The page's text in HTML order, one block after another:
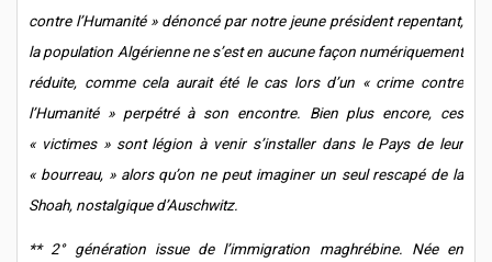
contre l’Humanité » dénoncé par notre jeune président repentant,
la population Algérienne ne s’est en aucune façon numériquement
réduite, comme cela aurait été le cas lors d’un « crime contre
l’Humanité » perpétré à son encontre. Bien plus encore, ces
« victimes » sont légion à venir s’installer dans le Pays de leur
« bourreau, » alors qu’on ne peut imaginer un seul rescapé de la
Shoah, nostalgique d’Auschwitz.
** 2° génération issue de l’immigration maghrébine. Née en